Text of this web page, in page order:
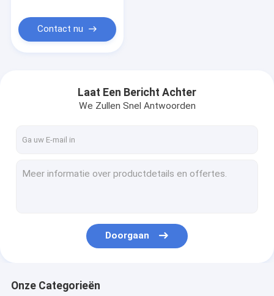
Contact nu
Laat Een Bericht Achter
We Zullen Snel Antwoorden
Doorgaan
Onze Categorieën